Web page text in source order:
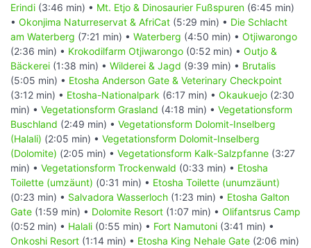
Erindi (3:46 min) • Mt. Etjo & Dinosaurier Fußspuren (6:45 min)
• Okonjima Naturreservat & AfriCat (5:29 min) • Die Schlacht
am Waterberg (7:21 min) • Waterberg (4:50 min) • Otjiwarongo
(2:36 min) • Krokodilfarm Otjiwarongo (0:52 min) • Outjo &
Bäckerei (1:38 min) • Wilderei & Jagd (9:39 min) • Brutalis
(5:05 min) • Etosha Anderson Gate & Veterinary Checkpoint
(3:12 min) • Etosha-Nationalpark (6:17 min) • Okaukuejo (2:30
min) • Vegetationsform Grasland (4:18 min) • Vegetationsform
Buschland (2:49 min) • Vegetationsform Dolomit-Inselberg
(Halali) (2:05 min) • Vegetationsform Dolomit-Inselberg
(Dolomite) (2:05 min) • Vegetationsform Kalk-Salzpfanne (3:27
min) • Vegetationsform Trockenwald (0:33 min) • Etosha
Toilette (umzäunt) (0:31 min) • Etosha Toilette (unumzäunt)
(0:23 min) • Salvadora Wasserloch (1:23 min) • Etosha Galton
Gate (1:59 min) • Dolomite Resort (1:07 min) • Olifantsrus Camp
(0:52 min) • Halali (0:55 min) • Fort Namutoni (3:41 min) •
Onkoshi Resort (1:14 min) • Etosha King Nehale Gate (2:06 min)